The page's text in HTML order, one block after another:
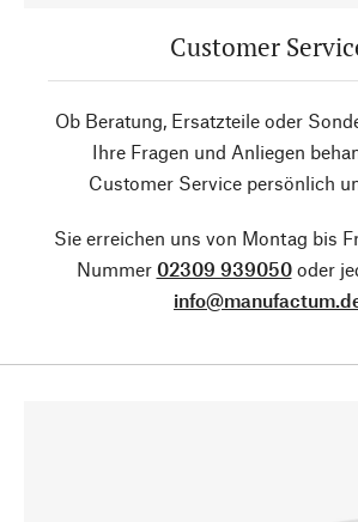
Customer
Ob Beratung, Ersatzteile oder
Ihre Fragen und Anliegen
Customer Service persönlich
Sie erreichen uns von Montag bis
Nummer 02309 939050oder